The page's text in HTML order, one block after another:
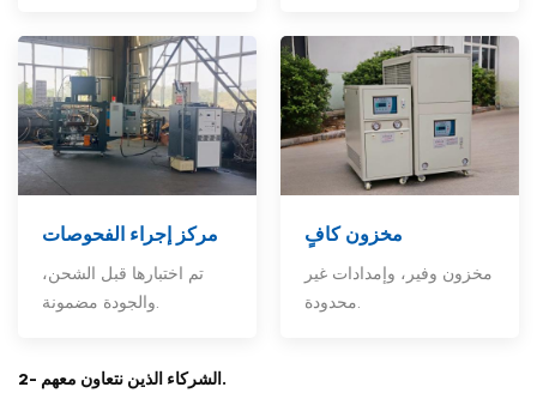
مركز إجراء الفحوصات
تم اختبارها قبل الشحن،
مخزون كافٍ
مخزون وفير، وإمدادات غير
2- الشركاء الذين نتعاون معهم.